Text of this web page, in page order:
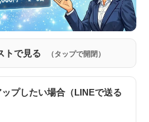
トで見る （タップで開閉）
プしたい場合（LINEで送る